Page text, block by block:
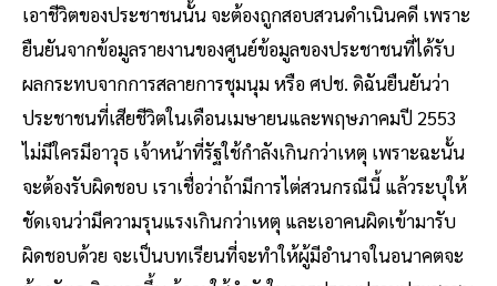
เอาชีวิตของประชาชนนั้น จะต้องถูกสอบสวนดำเนินคดี เพราะ
ยืนยันจากข้อมูลรายงานของศูนย์ข้อมูลของประชาชนที่ได้รับ
ผลกระทบจากการสลายการชุมนุม หรือ ศปช. ดิฉันยืนยันว่า
ประชาชนที่เสียชีวิตในเดือนเมษายนและพฤษภาคมปี 2553
ไม่มีใครมีอาวุธ เจ้าหน้าที่รัฐใช้กำลังเกินกว่าเหตุ เพราะฉะนั้น
จะต้องรับผิดชอบ เราเชื่อว่าถ้ามีการไต่สวนกรณีนี้ แล้วระบุให้
ชัดเจนว่ามีความรุนแรงเกินกว่าเหตุ และเอาคนผิดเข้ามารับ
ผิดชอบด้วย จะเป็นบทเรียนที่จะทำให้ผู้มีอำนาจในอนาคตจะ